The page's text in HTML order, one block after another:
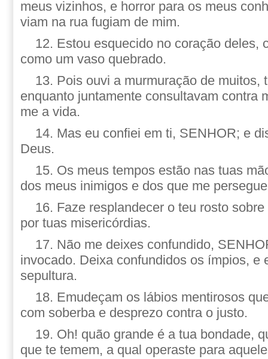
meus vizinhos, e horror para os meus
viam na rua fugiam de mim.
12. Estou esquecido no coração deles,
como um vaso quebrado.
13. Pois ouvi a murmuração de muitos,
enquanto juntamente consultavam contra
me a vida.
14. Mas eu confiei em ti, SENHOR; e
Deus.
15. Os meus tempos estão nas tuas
dos meus inimigos e dos que me
16. Faze resplandecer o teu rosto
por tuas misericórdias.
17. Não me deixes confundido,
invocado. Deixa confundidos os ímpios, e
sepultura.
18. Emudeçam os lábios mentirosos
com soberba e desprezo contra o justo.
19. Oh! quão grande é a tua bondade,
que te temem, a qual operaste para